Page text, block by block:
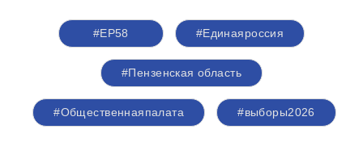
#ЕР58 #Единаяроссия
#Пензенская область
#Общественнаяпалата #выборы2026